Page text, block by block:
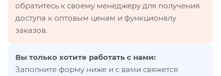
обратитесь к своему менеджеру для получения
доступа к оптовым ценам и функционалу
заказов.
Вы только хотите работать с нами:
Заполните форму ниже и с вами свяжется